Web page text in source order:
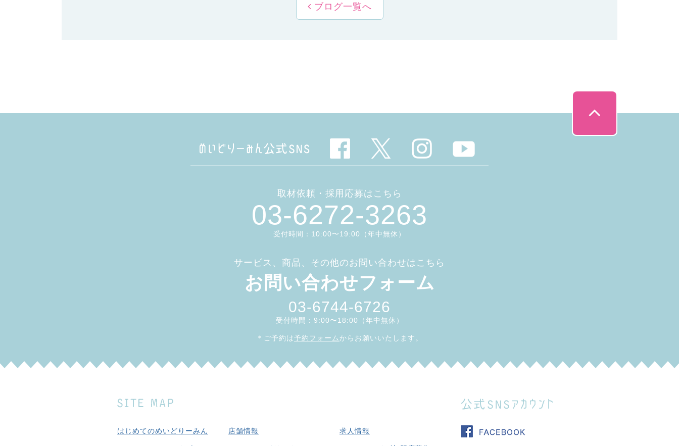
ブログ一覧へ
取材依頼・採用応募はこちら
03-6272-3263
受付時間：10:00〜19:00（年中無休）
サービス、商品、その他のお問い合わせはこちら
お問い合わせフォーム
03-6744-6726
受付時間：9:00〜18:00（年中無休）
＊ご予約は予約フォーム からお願いいたします。
はじめてのめいどりーみん 店舗情報 求人情報